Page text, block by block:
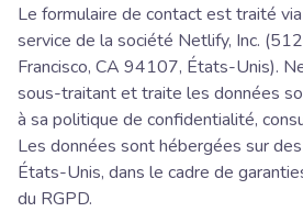
Le formulaire de contact est traité
service de la société Netlify, Inc.
Francisco, CA 94107, États-Unis).
sous-traitant et traite les données
à sa politique de confidentialité,
Les données sont hébergées sur
États-Unis, dans le cadre de
du RGPD.